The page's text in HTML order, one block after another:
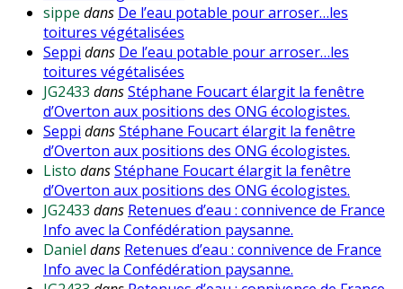
sippe dans De l’eau potable pour arroser…les
toitures végétalisées
Seppi dans De l’eau potable pour arroser…les
toitures végétalisées
JG2433 dansStéphane Foucart élargit la fenêtre
d’Overton aux positions des ONG écologistes.
Seppi dansStéphane Foucart élargit la fenêtre
d’Overton aux positions des ONG écologistes.
Listo dansStéphane Foucart élargit la fenêtre
d’Overton aux positions des ONG écologistes.
JG2433 dans Retenues d’eau : connivence de France
Info avec la Confédération paysanne.
Daniel dans Retenues d’eau : connivence de France
Info avec la Confédération paysanne.